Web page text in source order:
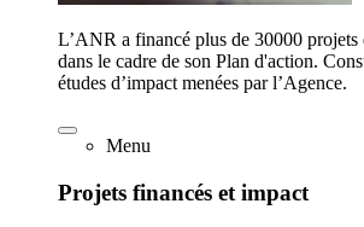
L’ANR a financé plus de 30000 projets
dans le cadre de son Plan d'action.
études d’impact menées par l’Agence.
Menu
Projets financés et impact